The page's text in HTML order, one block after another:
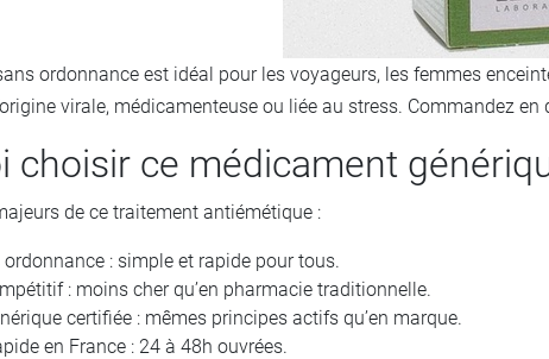
ordonnance est idéal pour les voyageurs, les femmes
virale, médicamenteuse ou liée au stress. Commandez
choisir ce médicament
de ce traitement antiémétique :
: simple et rapide pour tous.
: moins cher qu’en pharmacie traditionnelle.
certifiée : mêmes principes actifs qu’en marque.
en France : 24 à 48h ouvrées.